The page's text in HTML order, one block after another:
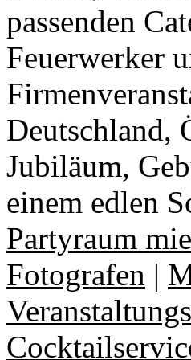
passenden
Feuerwerker
Deutschland,
Jubiläum,
einem edlen
Partyraum
Fotografen |